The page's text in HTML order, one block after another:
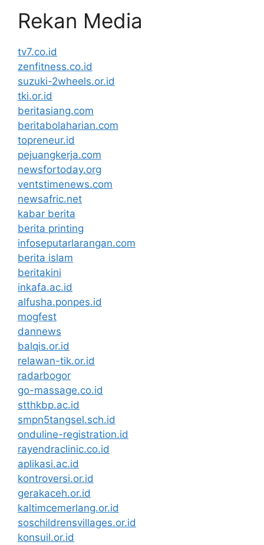
Rekan Media
tv7.co.id
zenfitness.co.id
suzuki-2wheels.or.id
tki.or.id
beritasiang.com
beritabolaharian.com
topreneur.id
pejuangkerja.com
newsfortoday.org
ventstimenews.com
newsafric.net
kabar berita
berita printing
infoseputarlarangan.com
berita islam
beritakini
inkafa.ac.id
alfusha.ponpes.id
mogfest
dannews
balqis.or.id
relawan-tik.or.id
radarbogor
go-massage.co.id
stthkbp.ac.id
smpn5tangsel.sch.id
onduline-registration.id
rayendraclinic.co.id
aplikasi.ac.id
kontroversi.or.id
gerakaceh.or.id
kaltimcemerlang.or.id
soschildrensvillages.or.id
konsuil.or.id